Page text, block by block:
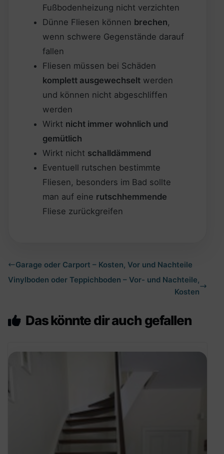
Fußbodenheizung nicht verzichten
Dünne Fliesen können brechen,
wenn schwere Gegenstände darauf
fallen
Fliesen müssen bei Schäden
komplett ausgewechselt werden
und können nicht abgeschliffen
werden
Wirkt nicht immer wohnlich und
gemütlich
Wirkt nicht schalldämmend
Eventuell rutschen bestimmte
Fliesen, besonders im Bad sollte
man auf eine rutschhemmende
Fliese zurückgreifen
Garage oder Carport – Kosten, Vor und Nachteile
Vinylboden oder Teppichboden – Vor- und Nachteile,
Kosten
Das könnte dir auch gefallen